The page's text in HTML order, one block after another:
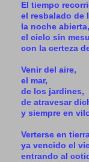
El tiempo
el resbalado de
la noche abierta,
el cielo sin
con la certeza
Venir del aire,
el mar,
de los jardines,
de atravesar
y siempre en
Verterse en
ya vencido el
entrando al